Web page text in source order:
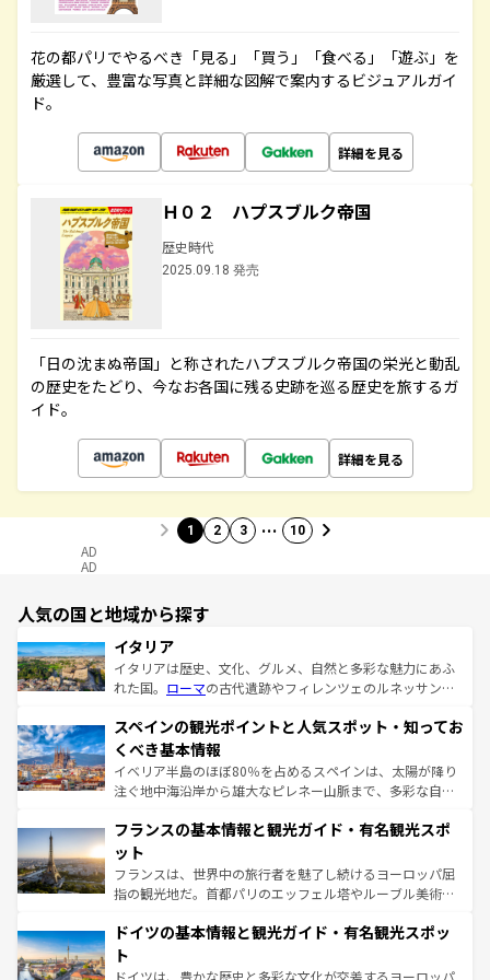
花の都パリでやるべき「見る」「買う」「食べる」「遊ぶ」を
厳選して、豊富な写真と詳細な図解で案内するビジュアルガイ
ド。
詳細を見る
Ｈ０２ ハプスブルク帝国
歴史時代
2025.09.18 発売
「日の沈まぬ帝国」と称されたハプスブルク帝国の栄光と動乱
の歴史をたどり、今なお各国に残る史跡を巡る歴史を旅するガ
イド。
詳細を見る
1 2 3 … 10
AD
AD
人気の国と地域から探す
イタリア
イタリアは歴史、文化、グルメ、自然と多彩な魅力にあふ
れた国。 ローマの古代遺跡やフィレンツェのルネッサンス
ろん、トスカーナの美しい田園風景やアマルフィ海岸の絶
景など、自然景観も見逃せない。観光の合間には、本場の
ピザやパスタなど、絶品のイタリア料理を堪能することも
できる。朝目覚めてから夜眠るまで、すべての瞬間を楽し
なお、新着のイタリア情報はコンテンツ一覧を参照してほ
しい。
スペインの観光ポイントと人気スポット・知ってお
くべき基本情報
イベリア半島のほぼ80％を占めるスペインは、太陽が降り
注ぐ地中海沿岸から雄大なピレネー山脈まで、多彩な自然
文化が根付くこの国では、情熱的なフラメンコ、熱気あふ
れる闘牛、そして美味しいタパスが生活の一部となってい
る。首都マドリードの洗練された雰囲気や、バルセロナの
アートに溢れた街角から、地方では古代ローマ遺跡や中世
せる。地方によって風土や気候が異なるスペインはその個
ンテンツ一覧 を参照してほしい。
フランスの基本情報と観光ガイド・有名観光スポ
ット
フランスは、世界中の旅行者を魅了し続けるヨーロッパ屈
指の観光地だ。首都パリのエッフェル塔やルーブル美術館
で、幅広い魅力が詰まっている。華麗な宮殿、歴史的な大
聖堂、美しいビーチ、そして豊かな自然が、訪れる者を心
から魅了する。また、フランスは美食の国としても知ら
ドイツの基本情報と観光ガイド・有名観光スポッ
ト
ドイツは、豊かな歴史と多彩な文化が交差するヨーロッパ